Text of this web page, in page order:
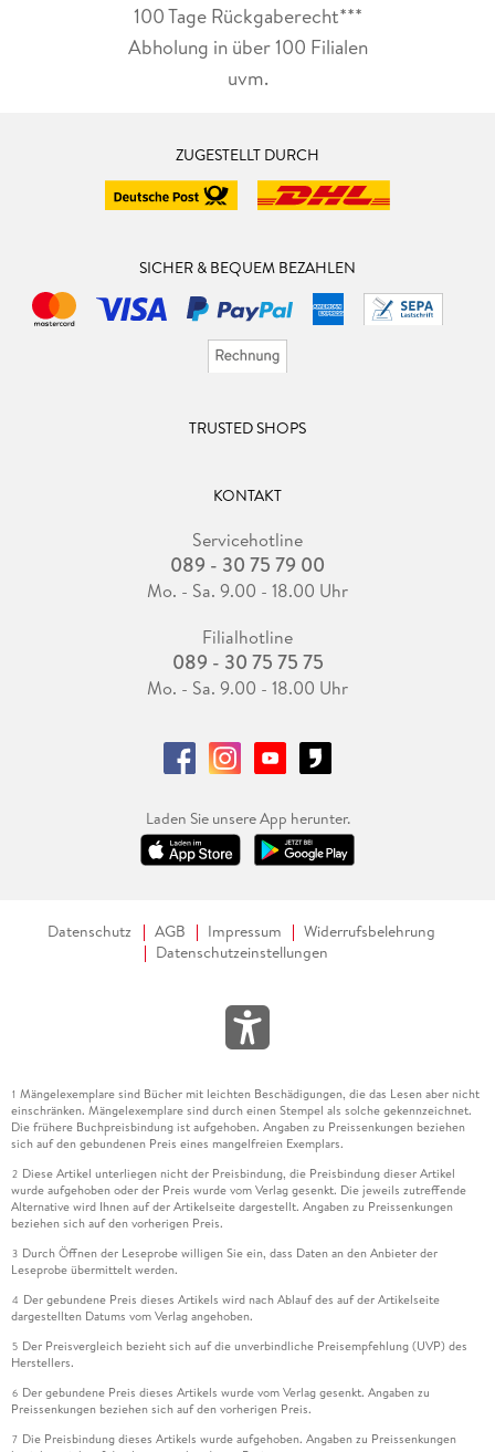
100 Tage Rückgaberecht***
Abholung in über 100 Filialen
uvm.
ZUGESTELLT DURCH
SICHER & BEQUEM BEZAHLEN
TRUSTED SHOPS
KONTAKT
Servicehotline
089 - 30 75 79 00
Mo. - Sa. 9.00 - 18.00 Uhr
Filialhotline
089 - 30 75 75 75
Mo. - Sa. 9.00 - 18.00 Uhr
Laden Sie unsere App herunter.
Datenschutz AGB Impressum
Widerrufsbelehrung
Datenschutzeinstellungen
1 Mängelexemplare sind Bücher mit leichten Beschädigungen, die das Lesen aber nicht
einschränken. Mängelexemplare sind durch einen Stempel als solche gekennzeichnet.
Die frühere Buchpreisbindung ist aufgehoben. Angaben zu Preissenkungen beziehen
sich auf den gebundenen Preis eines mangelfreien Exemplars.
2 Diese Artikel unterliegen nicht der Preisbindung, die Preisbindung dieser Artikel
wurde aufgehoben oder der Preis wurde vom Verlag gesenkt. Die jeweils zutreffende
Alternative wird Ihnen auf der Artikelseite dargestellt. Angaben zu Preissenkungen
beziehen sich auf den vorherigen Preis.
3 Durch Öffnen der Leseprobe willigen Sie ein, dass Daten an den Anbieter der
Leseprobe übermittelt werden.
4 Der gebundene Preis dieses Artikels wird nach Ablauf des auf der Artikelseite
dargestellten Datums vom Verlag angehoben.
5 Der Preisvergleich bezieht sich auf die unverbindliche Preisempfehlung (UVP) des
Herstellers.
6 Der gebundene Preis dieses Artikels wurde vom Verlag gesenkt. Angaben zu
Preissenkungen beziehen sich auf den vorherigen Preis.
7 Die Preisbindung dieses Artikels wurde aufgehoben. Angaben zu Preissenkungen